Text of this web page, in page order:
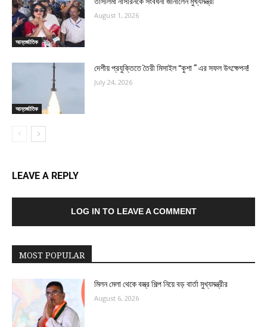
আন্তর্জাতিক
August 1, 2026
আন্তর্জাতিক
দেশীয় প্রযুক্তিতে তৈরী মিসাইল “কুশা ” এর সফল উৎক্ষেপন!
July 24, 2026
LEAVE A REPLY
LOG IN TO LEAVE A COMMENT
MOST POPULAR
মিলন মেলা থেকে বস্ত্র শিল্প নিয়ে বড় বার্তা মুখ্যমন্ত্রীর
August 6, 2026